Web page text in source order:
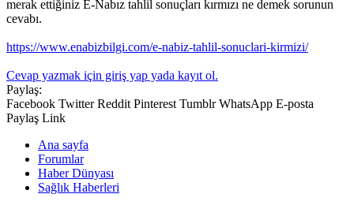
merak ettiğiniz E-Nabız tahlil sonuçları kırmızı ne demek sorunun
cevabı.
https://www.enabizbilgi.com/e-nabiz-tahlil-sonuclari-kirmizi/
Cevap yazmak için giriş yap yada kayıt ol.
Paylaş:
Facebook Twitter Reddit Pinterest Tumblr WhatsApp E-posta
Paylaş Link
Ana sayfa
Forumlar
Haber Dünyası
Sağlık Haberleri